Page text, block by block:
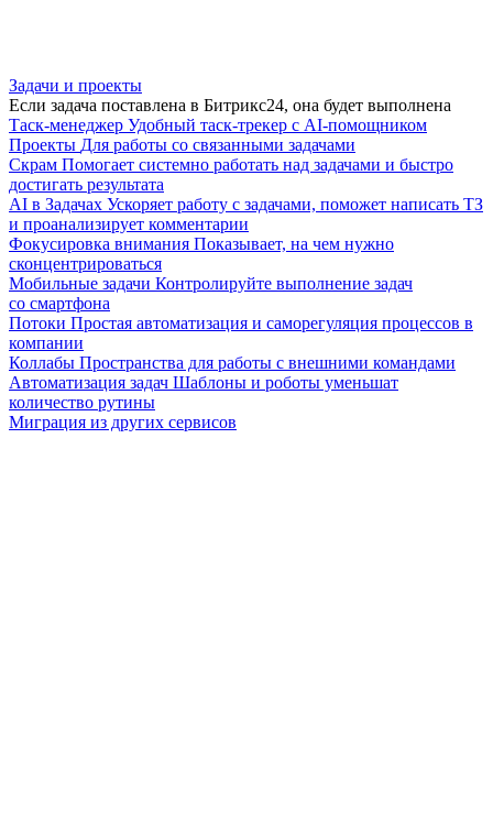
Задачи и проекты
Если задача поставлена в Битрикс24, она будет выполнена
Таск-менеджер Удобный таск-трекер с AI-помощником
Проекты Для работы со связанными задачами
Скрам Помогает системно работать над задачами и быстро
достигать результата
AI в Задачах Ускоряет работу с задачами, поможет написать ТЗ
и проанализирует комментарии
Фокусировка внимания Показывает, на чем нужно
сконцентрироваться
Мобильные задачи Контролируйте выполнение задач
со смартфона
Потоки Простая автоматизация и саморегуляция процессов в
компании
Коллабы Пространства для работы с внешними командами
Автоматизация задач Шаблоны и роботы уменьшат
количество рутины
Миграция из других сервисов